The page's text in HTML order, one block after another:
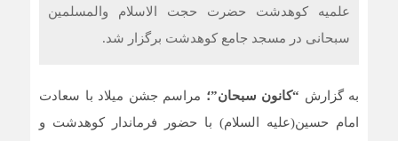
علمیه کوهدشت حضرت حجت الاسلام والمسلمین
سبحانی در مسجد جامع کوهدشت برگزار شد.
به گزارش “کانون سبحان”؛ مراسم جشن میلاد با سعادت
امام حسین(علیه السلام) با حضور فرماندار کوهدشت و